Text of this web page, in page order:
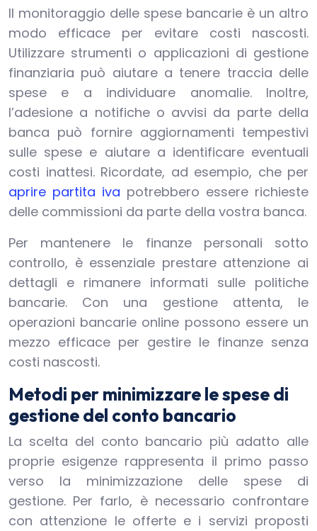
Il monitoraggio delle spese bancarie è un altro
modo efficace per evitare costi nascosti.
Utilizzare strumenti o applicazioni di gestione
finanziaria può aiutare a tenere traccia delle
spese e a individuare anomalie. Inoltre,
l’adesione a notifiche o avvisi da parte della
banca può fornire aggiornamenti tempestivi
sulle spese e aiutare a identificare eventuali
costi inattesi. Ricordate, ad esempio, che per
aprire partita iva potrebbero essere richieste
delle commissioni da parte della vostra banca.
Per mantenere le finanze personali sotto
controllo, è essenziale prestare attenzione ai
dettagli e rimanere informati sulle politiche
bancarie. Con una gestione attenta, le
operazioni bancarie online possono essere un
mezzo efficace per gestire le finanze senza
costi nascosti.
Metodi per minimizzare le spese di
gestione del conto bancario
La scelta del conto bancario più adatto alle
proprie esigenze rappresenta il primo passo
verso la minimizzazione delle spese di
gestione. Per farlo, è necessario confrontare
con attenzione le offerte e i servizi proposti